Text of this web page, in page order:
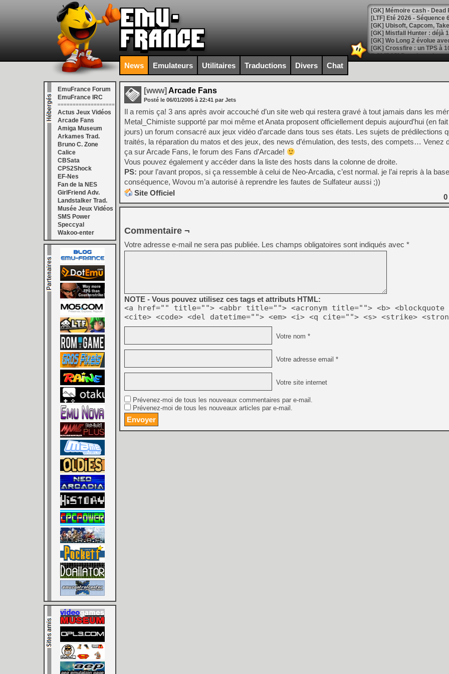
[LTF] Eté 2026 - Séquence
[GK] Mistfall Hunter : déjà
[GK] Wo Long 2 évolue
[GK] Crossfire : un TPS à
[LS] [PS5] Premiers
[Mo5] DOOM arrive en
[GK] Bethesda fête les 30
[GK] Roblox : l'action en
[GK] Agenda - GeForce
[GK] Devolver Digital en a
[LS] [PS5] ps5-y2jb-
[GK] Pourquoi Marvel
[GK] Test : Restory : Chill
[GK] GTA 6 : Rockstar
[GK] Hot Wheels Infinite
[GK] Mémoire cash -
[GK] Résultats Nintendo :
[GK] Déjà des
[Mo5] Brickboy cherche à
[GK] Minecraft et ses «
[GK] Beast of
[GK] Ubisoft : fin de partie
[GK] Mémoire cash -
[GK] Dan Houser (GTA)
[GK] Comment EA Sports
[GK] Crimson Moon : un
[GK] Isle of Reveries : le
[GK] Moonlighter 2 : The
[GK] Capcom relance
[GK] Guillermo del Toro
News Emulateurs Utilitaires Traductions Divers Chat
EmuFrance Forum
EmuFrance IRC
===================
Actus Jeux Vidéos
Arcade Fans
Amiga Museum
Arkames Trad.
Bruno C. Zone
Calice
CBSata
CPS2Shock
EF-Nes
Fan de la NES
GirlFriend Adv.
Landstalker Trad.
Musée Jeux Vidéos
SMS Power
Speccyal
Wakoo-enter
[www] Arcade Fans
Posté le 06/01/2005 à 22:41 par Jets
Il a remis ça! 3 ans après avoir accouché d’un site web qui restera gravé à tout jamais dans les
Metal_Chimiste supporté par moi même et Anata proposent officiellement depuis aujourd’hui (en
jours) un forum consacré aux jeux vidéo d’arcade dans tous ses états. Les sujets de prédilections
traités, la réparation du matos et des jeux, des news d’émulation, des tests, des compets… Venez
ça sur Arcade Fans, le forum des Fans d’Arcade!
Vous pouvez également y accéder dans la liste des hosts dans la colonne de droite.
PS: pour l’avant propos, si ça ressemble à celui de Neo-Arcadia, c’est normal. je l’ai repris à la
conséquence, Wovou m’a autorisé à reprendre les fautes de Sulfateur aussi ;))
Site Officiel
0
Commentaire ¬
Votre adresse e-mail ne sera pas publiée. Les champs obligatoires sont indiqués avec *
NOTE - Vous pouvez utilisez ces tags et attributs HTML:
<a href="" title=""> <abbr title=""> <acronym title=""> <b> <blockquote
<cite> <code> <del datetime=""> <em> <i> <q cite=""> <s> <strike>
Votre nom *
Votre adresse email *
Votre site internet
Prévenez-moi de tous les nouveaux commentaires par e-mail.
Prévenez-moi de tous les nouveaux articles par e-mail.